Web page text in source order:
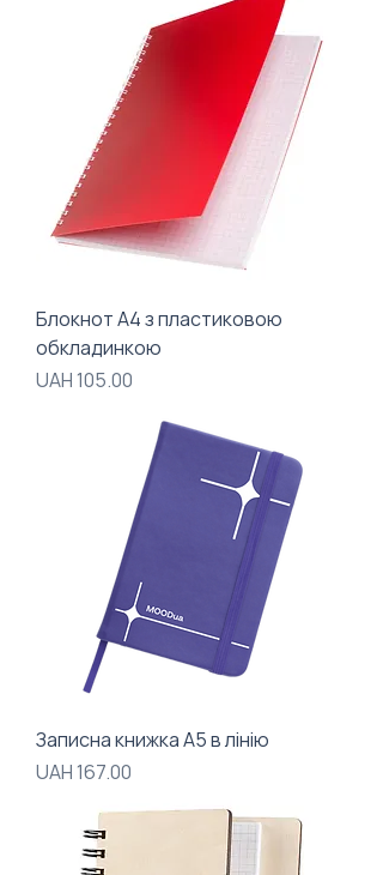
Блокнот А4 з пластиковою
обкладинкою
Price
UAH 105.00
Записна книжка A5 в лінію
Price
UAH 167.00